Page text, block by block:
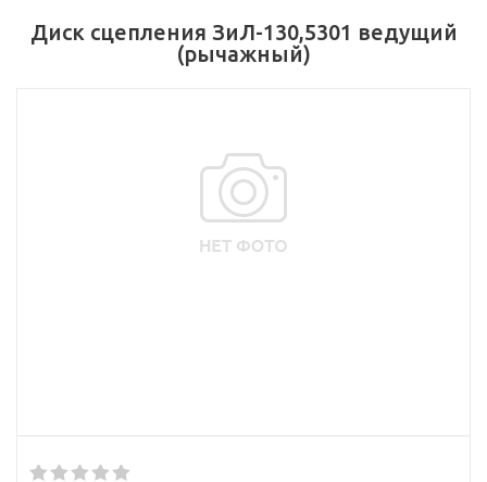
Диск сцепления ЗиЛ-130,5301 ведущий
(рычажный)